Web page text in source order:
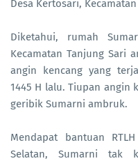
Desa Kertosari,
Diketahui, rumah
Kecamatan Tanjung Sari
angin kencang yang
1445 H lalu. Tiupan angin
geribik Sumarni ambruk.
Mendapat bantuan
Selatan, Sumarni tak